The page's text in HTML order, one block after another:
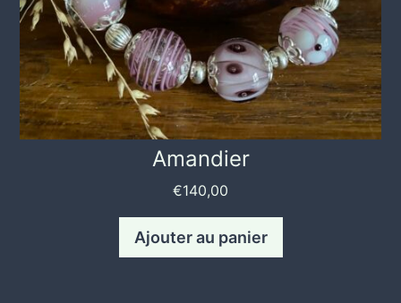
Amandier
€140,00
Ajouter au panier